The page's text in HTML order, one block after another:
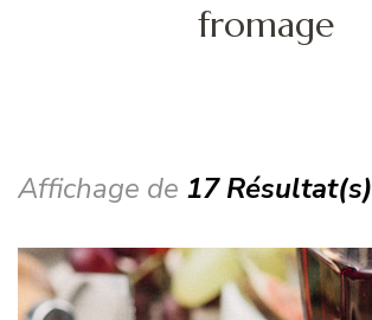
fromage
Affichage de 17 Résultat(s)